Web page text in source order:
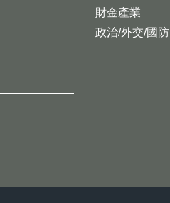
財金產業
政治/外交/國防